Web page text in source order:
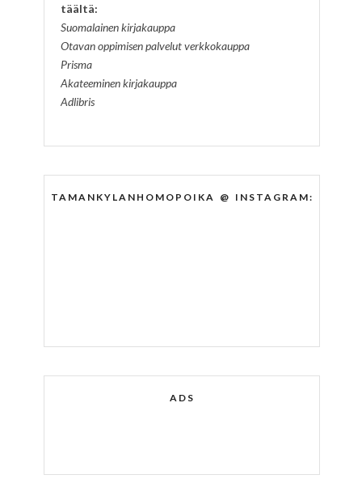
täältä:
Suomalainen kirjakauppa
Otavan oppimisen palvelut verkkokauppa
Prisma
Akateeminen kirjakauppa
Adlibris
TAMANKYLANHOMOPOIKA @ INSTAGRAM:
ADS